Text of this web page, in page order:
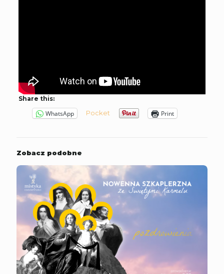
Share this:
WhatsApp Pocket Print
Zobacz podobne